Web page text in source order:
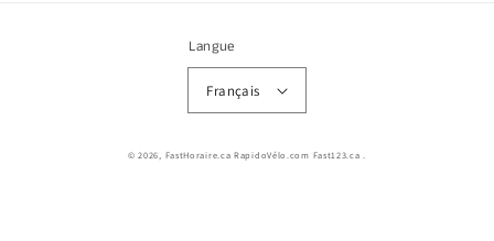
Langue
Français
© 2026, FastHoraire.ca RapidoVélo.com Fast123.ca .